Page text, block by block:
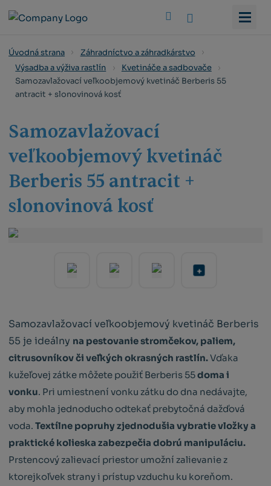
Úvodná strana
Záhradníctvo a záhradkárstvo
Výsadba a výživa rastlín
Kvetináče a sadbovače
Samozavlažovací veľkoobjemový kvetináč Berberis 55
antracit + slonovinová kosť
Samozavlažovací
veľkoobjemový kvetináč
Berberis 55 antracit +
slonovinová kosť
Samozavlažovací veľkoobjemový kvetináč Berberis
55 je ideálny na pestovanie stromčekov, paliem,
citrusovníkov či veľkých okrasných rastlín.Vďaka
kužeľovej zátke môžete použiť Berberis 55doma i
vonku. Pri umiestnení vonku zátku do dna nedávajte,
aby mohla jednoducho odtekať prebytočná dažďová
voda.Textílne popruhy zjednodušia vybratie vložky a
praktické kolieska zabezpečia dobrú manipuláciu.
Prstencový zalievací priestor umožní zalievanie z
ktorejkoľvek strany i prístup vzduchu ku koreňom.